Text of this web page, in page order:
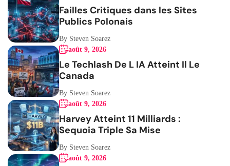
Failles Critiques dans les Sites
Publics Polonais
By Steven Soarez
août 9, 2026
Le Techlash De L IA Atteint Il Le
Canada
By Steven Soarez
août 9, 2026
Harvey Atteint 11 Milliards :
Sequoia Triple Sa Mise
By Steven Soarez
août 9, 2026